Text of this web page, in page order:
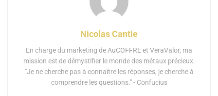
Nicolas Cantie
En charge du marketing de AuCOFFRE et VeraValor, ma
mission est de démystifier le monde des métaux précieux.
"Je ne cherche pas à connaître les réponses, je cherche à
comprendre les questions." - Confucius